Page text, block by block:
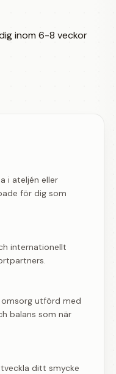
inom 6-8 veckor
i ateljén eller
för dig som
internationellt
omsorg utförd med
balans som när
ditt smycke